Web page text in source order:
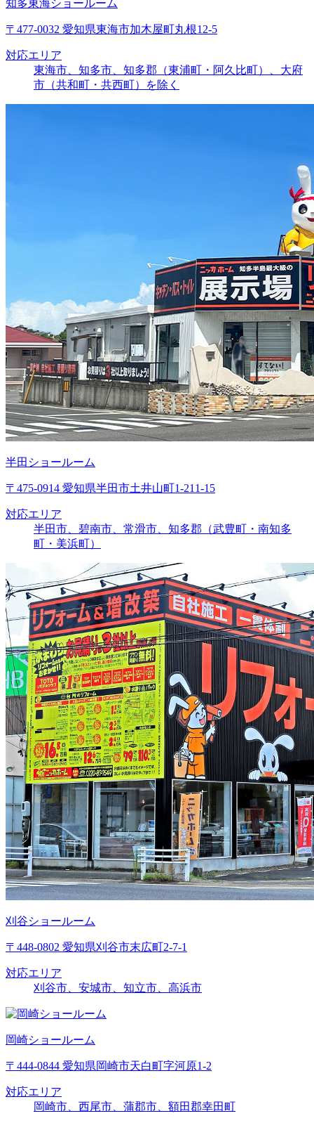
知多東海ショールーム
〒477-0032 愛知県東海市加木屋町丸根12-5
対応エリア
東海市、知多市、知多郡（東浦町・阿久比町）、大府
市（共和町・共西町）を除く
半田ショールーム
〒475-0914 愛知県半田市土井山町1-211-15
対応エリア
半田市、碧南市、常滑市、知多郡（武豊町・南知多
町・美浜町）
刈谷ショールーム
〒448-0802 愛知県刈谷市末広町2-7-1
対応エリア
刈谷市、安城市、知立市、高浜市
岡崎ショールーム
〒444-0844 愛知県岡崎市天白町字河原1-2
対応エリア
岡崎市、西尾市、蒲郡市、額田郡幸田町